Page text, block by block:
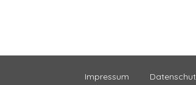
Impressum